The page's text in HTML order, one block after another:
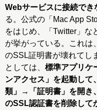
Webサービスに接続でき
る。公式の「Mac App
をはじめ、「Twitter」な
が挙がっている。これは
のSSL証明書が壊れてし
としては、 標準アプリケ
ンアクセス」を起動し
類」→「証明書」を開き
のSSL認証書を削除して